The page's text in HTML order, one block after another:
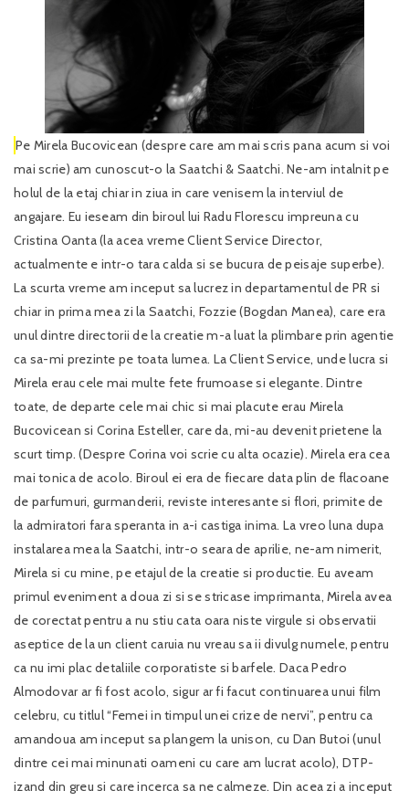
Pe Mirela Bucovicean (despre care am mai scris pana acum si voi
mai scrie) am cunoscut-o la Saatchi & Saatchi. Ne-am intalnit pe
holul de la etaj chiar in ziua in care venisem la interviul de
angajare. Eu ieseam din biroul lui Radu Florescu impreuna cu
Cristina Oanta (la acea vreme Client Service Director,
actualmente e intr-o tara calda si se bucura de peisaje superbe).
La scurta vreme am inceput sa lucrez in departamentul de PR si
chiar in prima mea zi la Saatchi, Fozzie (Bogdan Manea), care era
unul dintre directorii de la creatie m-a luat la plimbare prin agentie
ca sa-mi prezinte pe toata lumea. La Client Service, unde lucra si
Mirela erau cele mai multe fete frumoase si elegante. Dintre
toate, de departe cele mai chic si mai placute erau Mirela
Bucovicean si Corina Esteller, care da, mi-au devenit prietene la
scurt timp. (Despre Corina voi scrie cu alta ocazie). Mirela era cea
mai tonica de acolo. Biroul ei era de fiecare data plin de flacoane
de parfumuri, gurmanderii, reviste interesante si flori, primite de
la admiratori fara speranta in a-i castiga inima. La vreo luna dupa
instalarea mea la Saatchi, intr-o seara de aprilie, ne-am nimerit,
Mirela si cu mine, pe etajul de la creatie si productie. Eu aveam
primul eveniment a doua zi si se stricase imprimanta, Mirela avea
de corectat pentru a nu stiu cata oara niste virgule si observatii
aseptice de la un client caruia nu vreau sa ii divulg numele, pentru
ca nu imi plac detaliile corporatiste si barfele. Daca Pedro
Almodovar ar fi fost acolo, sigur ar fi facut continuarea unui film
celebru, cu titlul “Femei in timpul unei crize de nervi”, pentru ca
amandoua am inceput sa plangem la unison, cu Dan Butoi (unul
dintre cei mai minunati oameni cu care am lucrat acolo), DTP-
izand din greu si care incerca sa ne calmeze. Din acea zi a inceput